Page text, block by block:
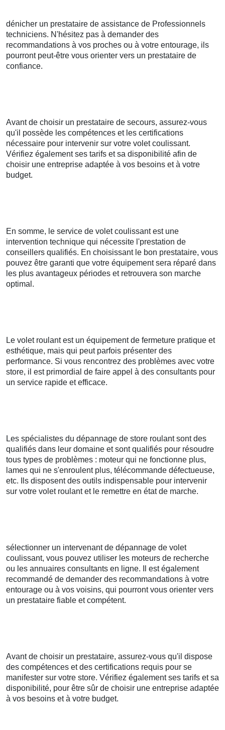
dénicher un prestataire de assistance de Professionnels
techniciens. N'hésitez pas à demander des
recommandations à vos proches ou à votre entourage, ils
pourront peut-être vous orienter vers un prestataire de
confiance.
Avant de choisir un prestataire de secours, assurez-vous
qu'il possède les compétences et les certifications
nécessaire pour intervenir sur votre volet coulissant.
Vérifiez également ses tarifs et sa disponibilité afin de
choisir une entreprise adaptée à vos besoins et à votre
budget.
En somme, le service de volet coulissant est une
intervention technique qui nécessite l'prestation de
conseillers qualifiés. En choisissant le bon prestataire, vous
pouvez être garanti que votre équipement sera réparé dans
les plus avantageux périodes et retrouvera son marche
optimal.
Le volet roulant est un équipement de fermeture pratique et
esthétique, mais qui peut parfois présenter des
performance. Si vous rencontrez des problèmes avec votre
store, il est primordial de faire appel à des consultants pour
un service rapide et efficace.
Les spécialistes du dépannage de store roulant sont des
qualifiés dans leur domaine et sont qualifiés pour résoudre
tous types de problèmes : moteur qui ne fonctionne plus,
lames qui ne s'enroulent plus, télécommande défectueuse,
etc. Ils disposent des outils indispensable pour intervenir
sur votre volet roulant et le remettre en état de marche.
sélectionner un intervenant de dépannage de volet
coulissant, vous pouvez utiliser les moteurs de recherche
ou les annuaires consultants en ligne. Il est également
recommandé de demander des recommandations à votre
entourage ou à vos voisins, qui pourront vous orienter vers
un prestataire fiable et compétent.
Avant de choisir un prestataire, assurez-vous qu'il dispose
des compétences et des certifications requis pour se
manifester sur votre store. Vérifiez également ses tarifs et sa
disponibilité, pour être sûr de choisir une entreprise adaptée
à vos besoins et à votre budget.